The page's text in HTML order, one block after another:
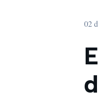
rapporto
02